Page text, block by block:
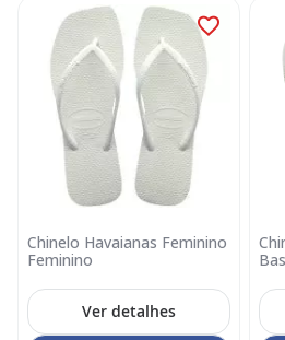
Chinelo Havaianas Feminino
Feminino
Ver detalhes